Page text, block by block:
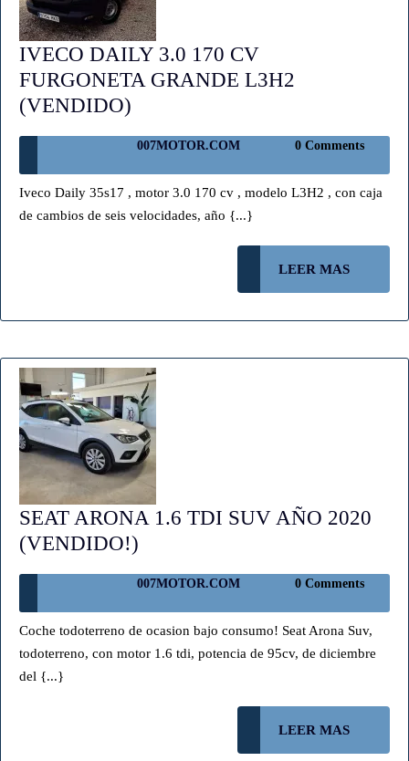
IVECO DAILY 3.0 170 CV
FURGONETA GRANDE L3H2
(VENDIDO)
3.0
170
CV
007MOTOR.COM 007MOTOR.COM
0 Comments
Iveco Daily 35s17 , motor 3.0 170 cv , modelo L3H2 , con caja
de cambios de seis velocidades, año {...}
LEER MAS
MAS
SEAT ARONA 1.6 TDI SUV AÑO 2020
(VENDIDO!)
1.6
TDI
SUV
007MOTOR.COM 007MOTOR.COM
0 Comments
Coche todoterreno de ocasion bajo consumo! Seat Arona Suv,
todoterreno, con motor 1.6 tdi, potencia de 95cv, de diciembre
del {...}
LEER MAS
MAS